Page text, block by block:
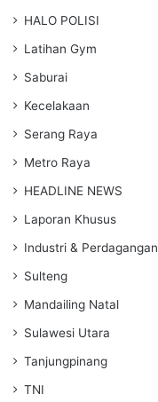
HALO POLISI
Latihan Gym
Saburai
Kecelakaan
Serang Raya
Metro Raya
HEADLINE NEWS
Laporan Khusus
Industri & Perdagangan
Sulteng
Mandailing Natal
Sulawesi Utara
Tanjungpinang
TNI